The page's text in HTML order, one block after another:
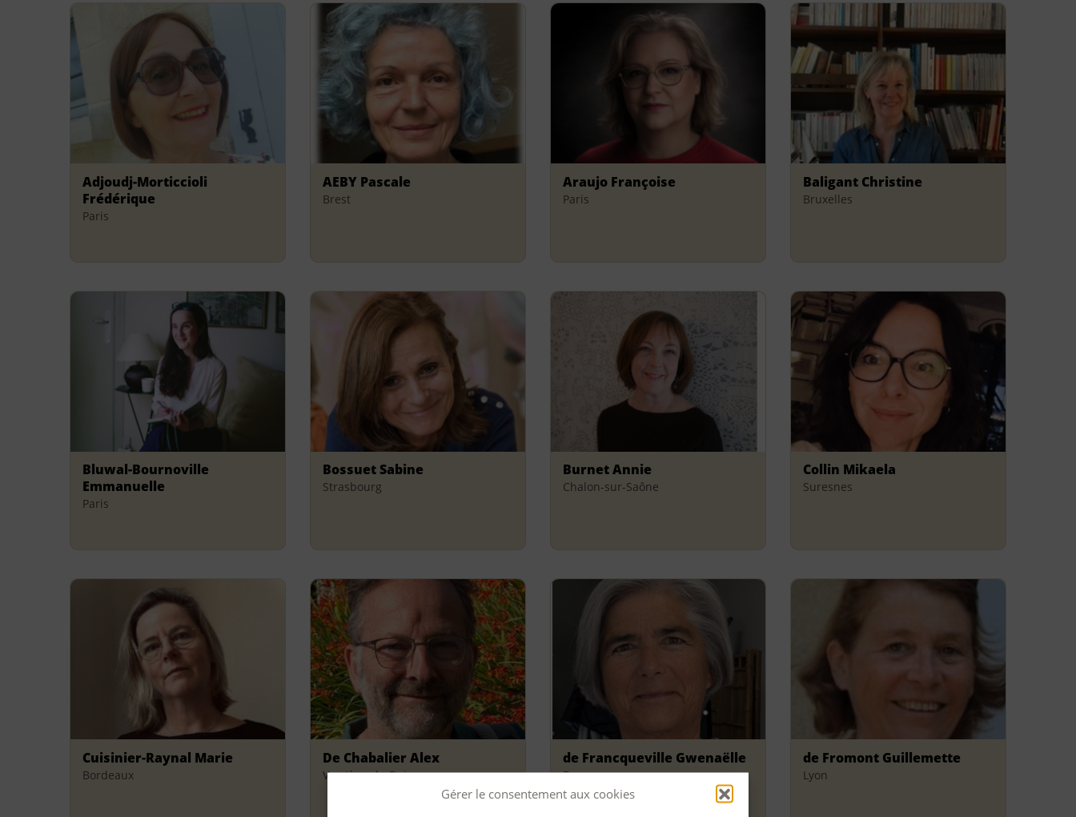
Gérer le consentement aux cookies
Adjoudj-Morticcioli
Frédérique
Paris
AEBY Pascale
Brest
Araujo Françoise
Paris
Baligant Christine
Bruxelles
Bluwal-Bournoville
Emmanuelle
Paris
Bossuet Sabine
Strasbourg
Burnet Annie
Chalon-sur-Saône
Collin Mikaela
Suresnes
Cuisinier-Raynal Marie
Bordeaux
De Chabalier Alex
Verrières-le-Buisson
de Francqueville Gwenaëlle
Rouen
de Fromont Guillemette
Lyon